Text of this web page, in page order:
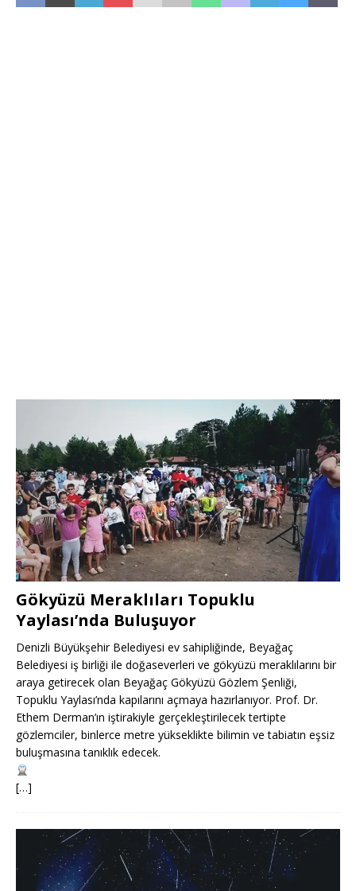
Gökyüzü Meraklıları Topuklu
Yaylası’nda Buluşuyor
Denizli Büyükşehir Belediyesi ev sahipliğinde, Beyağaç
Belediyesi iş birliği ile doğaseverleri ve gökyüzü meraklılarını bir
araya getirecek olan Beyağaç Gökyüzü Gözlem Şenliği,
Topuklu Yaylası’nda kapılarını açmaya hazırlanıyor. Prof. Dr.
Ethem Derman’ın iştirakiyle gerçekleştirilecek tertipte
gözlemciler, binlerce metre yükseklikte bilimin ve tabiatın eşsiz
buluşmasına tanıklık edecek.
[…]